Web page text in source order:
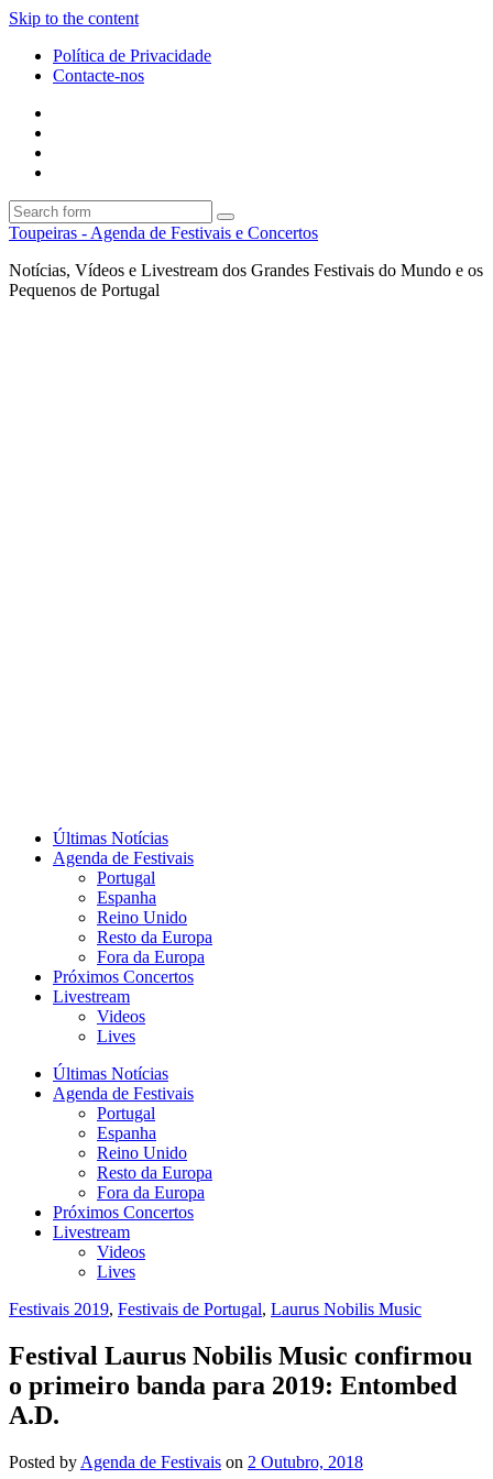
Skip to the content
Política de Privacidade
Contacte-nos
Search
Toupeiras - Agenda de Festivais e Concertos
Notícias, Vídeos e Livestream dos Grandes Festivais do Mundo e os
Pequenos de Portugal
Últimas Notícias
Agenda de Festivais
Portugal
Espanha
Reino Unido
Resto da Europa
Fora da Europa
Próximos Concertos
Livestream
Videos
Lives
Últimas Notícias
Agenda de Festivais
Portugal
Espanha
Reino Unido
Resto da Europa
Fora da Europa
Próximos Concertos
Livestream
Videos
Lives
Festivais 2019, Festivais de Portugal, Laurus Nobilis Music
Festival Laurus Nobilis Music confirmou
o primeiro banda para 2019: Entombed
A.D.
Posted by Agenda de Festivais on 2 Outubro, 2018